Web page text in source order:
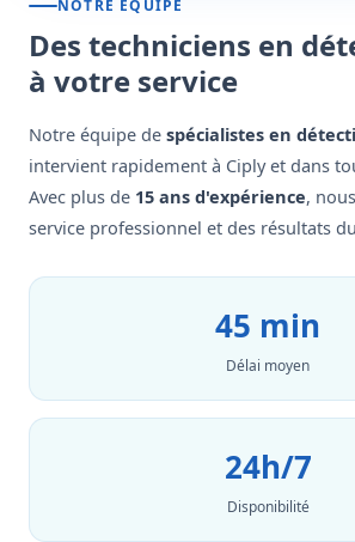
NOTRE ÉQUIPE
Des techniciens en
à votre service
Notre équipe de spécialistes en
intervient rapidement à Ciply et dans
Avec plus de 15 ans d'expérience,
service professionnel et des résultats
45 min
Délai moyen
24h/7
Disponibilité